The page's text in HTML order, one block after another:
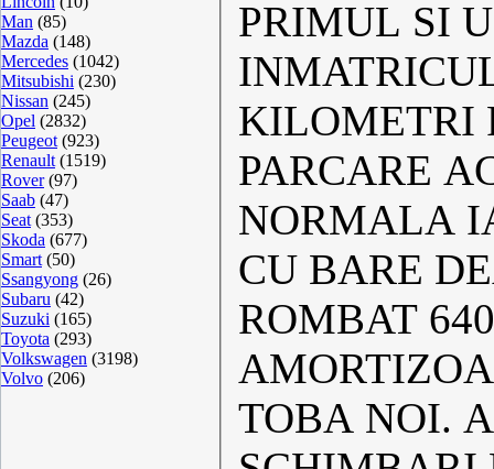
Man (85)
Mazda (148)
Mercedes (1042)
Mitsubishi (230)
Nissan (245)
Opel (2832)
Peugeot (923)
Renault (1519)
Rover(97)
Saab (47)
Seat (353)
Skoda (677)
Smart (50)
Ssangyong (26)
Subaru (42)
Suzuki (165)
Toyota (293)
Volkswagen (3198)
Volvo (206)
PRIMUL SI
KILOMETRI
PARCARE
NORMALA
CU BARE
ROMBAT
TOBA NOI.